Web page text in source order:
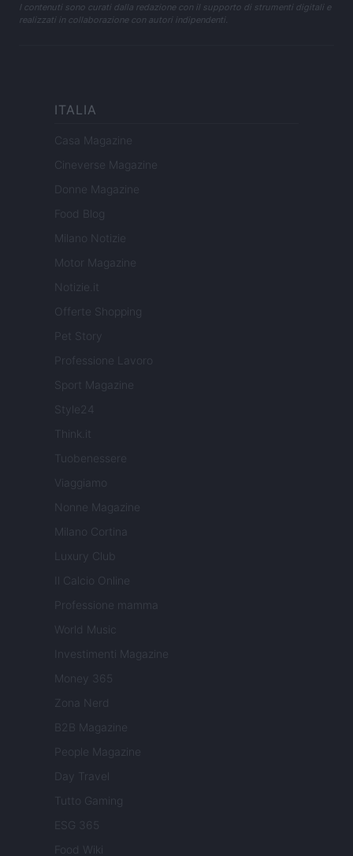
I contenuti sono curati dalla redazione con il supporto di strumenti digitali e
realizzati in collaborazione con autori indipendenti.
ITALIA
Casa Magazine
Cineverse Magazine
Donne Magazine
Food Blog
Milano Notizie
Motor Magazine
Notizie.it
Offerte Shopping
Pet Story
Professione Lavoro
Sport Magazine
Style24
Think.it
Tuobenessere
Viaggiamo
Nonne Magazine
Milano Cortina
Luxury Club
Il Calcio Online
Professione mamma
World Music
Investimenti Magazine
Money 365
Zona Nerd
B2B Magazine
People Magazine
Day Travel
Tutto Gaming
ESG 365
Food Wiki